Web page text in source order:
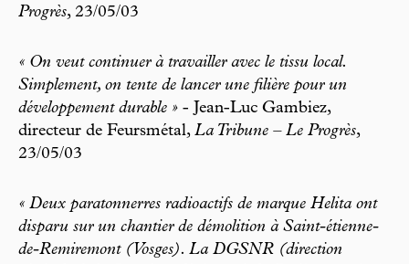
Progrès, 23/05/03
« On veut continuer à travailler avec le tissu local.
Simplement, on tente de lancer une filière pour un
développement durable » - Jean-Luc Gambiez,
directeur de Feursmétal, La Tribune – Le Progrès,
23/05/03
« Deux paratonnerres radioactifs de marque Helita ont
disparu sur un chantier de démolition à Saint-étienne-
de-Remiremont (Vosges). La DGSNR (direction